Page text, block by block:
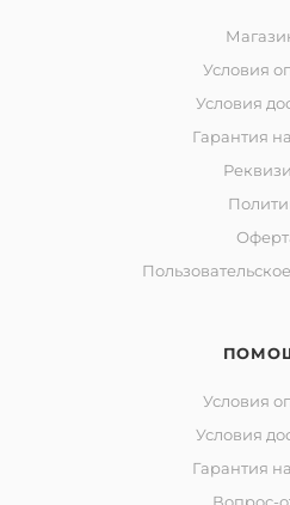
Условия
Условия
Гарантия
Условия
Условия
Гарантия